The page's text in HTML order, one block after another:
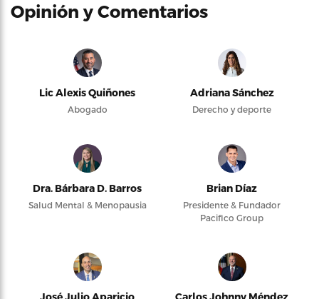
Opinión y Comentarios
Lic Alexis Quiñones
Abogado
Adriana Sánchez
Derecho y deporte
Dra. Bárbara D. Barros
Salud Mental & Menopausia
Brian Díaz
Presidente & Fundador
Pacifico Group
José Julio Aparicio Carlos Johnny Méndez